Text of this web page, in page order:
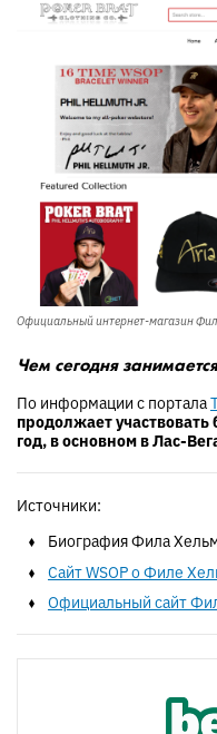
Официальный интернет-магазин
Чем сегодня
По информации с портала
продолжает
год, в основном в Лас-
Источники:
Биография Фила
Сайт WSOP о Филе
Официальный сайт